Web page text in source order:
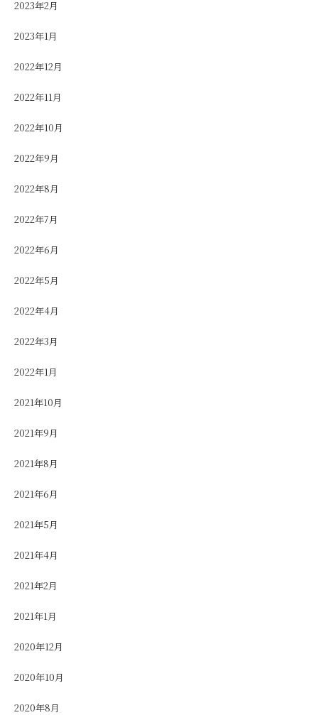
2023年2月
2023年1月
2022年12月
2022年11月
2022年10月
2022年9月
2022年8月
2022年7月
2022年6月
2022年5月
2022年4月
2022年3月
2022年1月
2021年10月
2021年9月
2021年8月
2021年6月
2021年5月
2021年4月
2021年2月
2021年1月
2020年12月
2020年10月
2020年8月